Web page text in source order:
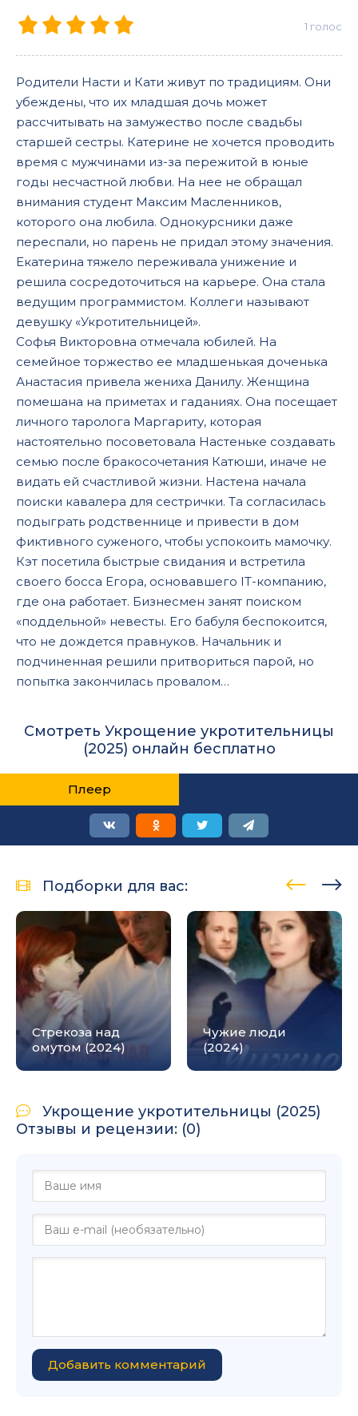
1 голос
Родители Насти и Кати живут по традициям. Они
убеждены, что их младшая дочь может
рассчитывать на замужество после свадьбы
старшей сестры. Катерине не хочется проводить
время с мужчинами из-за пережитой в юные
годы несчастной любви. На нее не обращал
внимания студент Максим Масленников,
которого она любила. Однокурсники даже
переспали, но парень не придал этому значения.
Екатерина тяжело переживала унижение и
решила сосредоточиться на карьере. Она стала
ведущим программистом. Коллеги называют
девушку «Укротительницей».
Софья Викторовна отмечала юбилей. На
семейное торжество ее младшенькая доченька
Анастасия привела жениха Данилу. Женщина
помешана на приметах и гаданиях. Она посещает
личного таролога Маргариту, которая
настоятельно посоветовала Настеньке создавать
семью после бракосочетания Катюши, иначе не
видать ей счастливой жизни. Настена начала
поиски кавалера для сестрички. Та согласилась
подыграть родственнице и привести в дом
фиктивного суженого, чтобы успокоить мамочку.
Кэт посетила быстрые свидания и встретила
своего босса Егора, основавшего IT-компанию,
где она работает. Бизнесмен занят поиском
«поддельной» невесты. Его бабуля беспокоится,
что не дождется правнуков. Начальник и
подчиненная решили притвориться парой, но
попытка закончилась провалом…
Смотреть Укрощение укротительницы
(2025) онлайн бесплатно
Плеер
Подборки для вас:
Стрекоза над
омутом (2024)
Чужие люди
(2024)
Укрощение укротительницы (2025)
Отзывы и рецензии: (0)
Добавить комментарий